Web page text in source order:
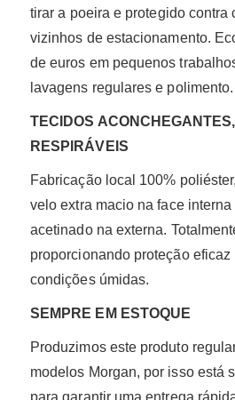
tirar a poeira e protegido contra
vizinhos de estacionamento.
de euros em pequenos
lavagens regulares e polimento.
TECIDOS
RESPIRÁVEIS
Fabricação local 100%
velo extra macio na face
acetinado na externa.
proporcionando proteção eficaz
condições úmidas.
SEMPRE EM ESTOQUE
Produzimos este produto
modelos Morgan, por isso está
para garantir uma entrega